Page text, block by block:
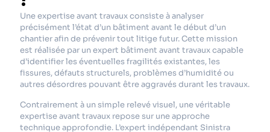
Une expertise avant travaux consiste à analyser
précisément l’état d’un bâtiment avant le début d’un
chantier afin de prévenir tout litige futur. Cette mission
est réalisée par un expert bâtiment avant travaux capable
d’identifier les éventuelles fragilités existantes, les
fissures, défauts structurels, problèmes d’humidité ou
autres désordres pouvant être aggravés durant les travaux.
Contrairement à un simple relevé visuel, une véritable
expertise avant travaux repose sur une approche
technique approfondie. L’expert indépendant Sinistra